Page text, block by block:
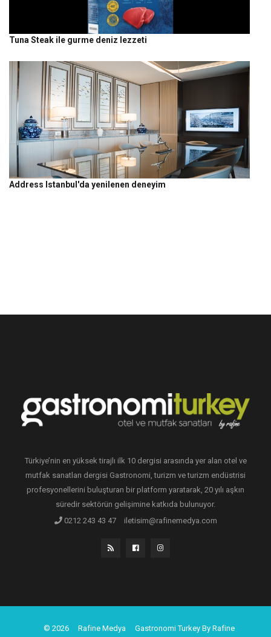
Tuna Steak ile gurme deniz lezzeti
Address Istanbul'da yenilenen deneyim
Türkiye’nin en yüksek tirajlı ilk 10 dergisi arasında yer alan otel ve
mutfak sanatları dergisi Gastronomi, turizm ve turizm endüstrisi
profesyonellerini buluşturan bir platform yaratarak, 20 yılı aşkın
süredir sektörün gelişimine katkıda bulunuyor.
0212 243 43 47
iletisim@rafinemedya.com
© 2026 Rafine Medya Gastronomi Turkey By Rafine